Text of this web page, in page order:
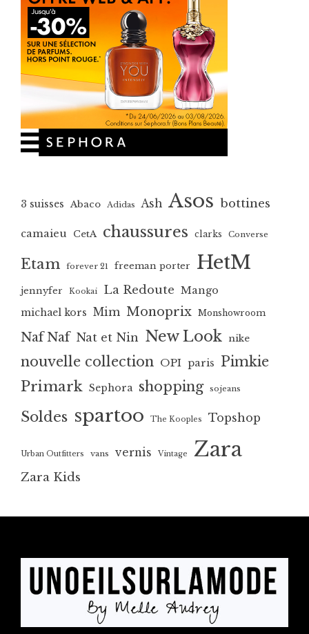
3 suisses Abaco Adidas Ash Asos bottines
camaieu CetA chaussures clarks Converse
Etam forever 21 freeman porter HetM
jennyfer Kookai La Redoute Mango
michael kors Mim Monoprix Monshowroom
Naf Naf Nat et Nin New Look nike
nouvelle collection OPI paris Pimkie
Primark Sephora shopping sojeans
Soldes spartoo The Kooples Topshop
Urban Outfitters vans vernis Vintage Zara
Zara Kids